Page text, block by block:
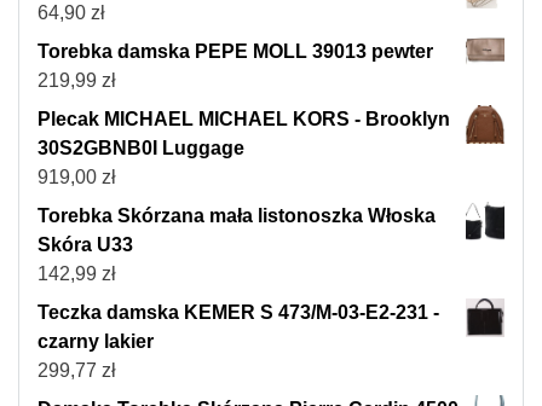
64,90 zł
Torebka damska PEPE MOLL 39013 pewter
219,99 zł
Plecak MICHAEL MICHAEL KORS - Brooklyn
30S2GBNB0I Luggage
919,00 zł
Torebka Skórzana mała listonoszka Włoska
Skóra U33
142,99 zł
Teczka damska KEMER S 473/M-03-E2-231 -
czarny lakier
299,77 zł